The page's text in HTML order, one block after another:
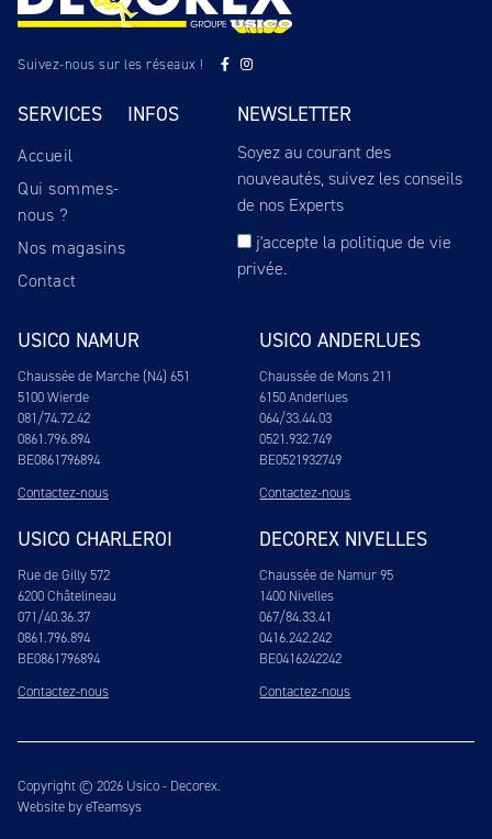
Suivez-nous sur les réseaux !
SERVICES
Accueil
Qui sommes-
nous ?
Nos magasins
Contact
INFOS NEWSLETTER
Soyez au courant des
nouveautés, suivez les conseils
de nos Experts
j'accepte la politique de vie
privée.
USICO NAMUR
Chaussée de Marche (N4) 651
5100 Wierde
081/74.72.42
0861.796.894
BE0861796894
Contactez-nous
USICO ANDERLUES
Chaussée de Mons 211
6150 Anderlues
064/33.44.03
0521.932.749
BE0521932749
Contactez-nous
USICO CHARLEROI
Rue de Gilly 572
6200 Châtelineau
071/40.36.37
0861.796.894
BE0861796894
Contactez-nous
DECOREX NIVELLES
Chaussée de Namur 95
1400 Nivelles
067/84.33.41
0416.242.242
BE0416242242
Contactez-nous
Copyright © 2026 Usico - Decorex.
Website by eTeamsys